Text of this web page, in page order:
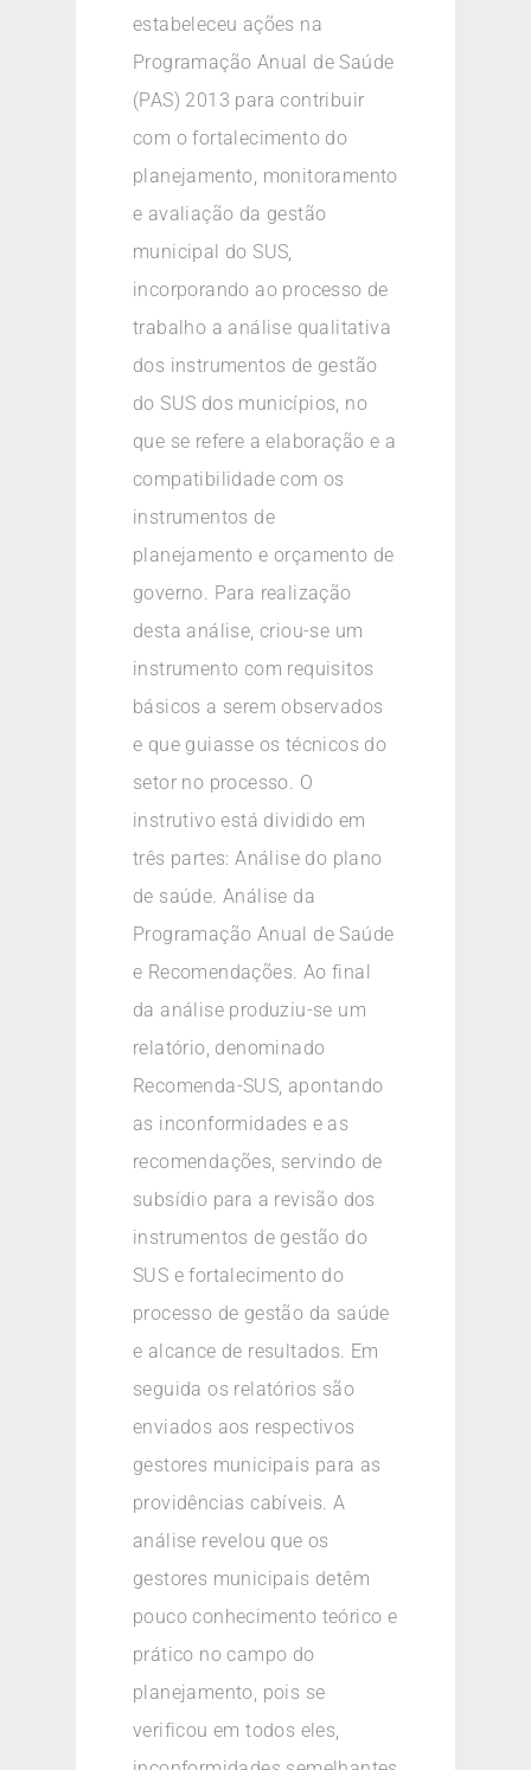
estabeleceu ações na
Programação Anual de Saúde
(PAS) 2013 para contribuir
com o fortalecimento do
planejamento, monitoramento
e avaliação da gestão
municipal do SUS,
incorporando ao processo de
trabalho a análise qualitativa
dos instrumentos de gestão
do SUS dos municípios, no
que se refere a elaboração e a
compatibilidade com os
instrumentos de
planejamento e orçamento de
governo. Para realização
desta análise, criou-se um
instrumento com requisitos
básicos a serem observados
e que guiasse os técnicos do
setor no processo. O
instrutivo está dividido em
três partes: Análise do plano
de saúde. Análise da
Programação Anual de Saúde
e Recomendações. Ao final
da análise produziu-se um
relatório, denominado
Recomenda-SUS, apontando
as inconformidades e as
recomendações, servindo de
subsídio para a revisão dos
instrumentos de gestão do
SUS e fortalecimento do
processo de gestão da saúde
e alcance de resultados. Em
seguida os relatórios são
enviados aos respectivos
gestores municipais para as
providências cabíveis. A
análise revelou que os
gestores municipais detêm
pouco conhecimento teórico e
prático no campo do
planejamento, pois se
verificou em todos eles,